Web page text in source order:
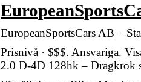
EuropeanSportsCars AB –
Prisnivå · $$$. Ansvariga.
2.0 D-4D 128hk – Dragkrok